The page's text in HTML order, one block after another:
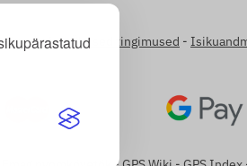
Tarneinfo-Üldised tingimused -